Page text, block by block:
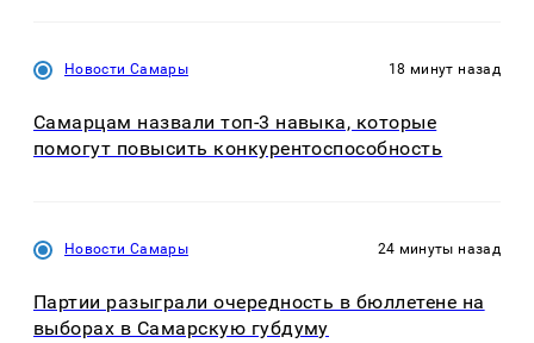
Новости Самары 18 минут назад
Самарцам назвали топ-3 навыка, которые
помогут повысить конкурентоспособность
Новости Самары 24 минуты назад
Партии разыграли очередность в бюллетене на
выборах в Самарскую губдуму